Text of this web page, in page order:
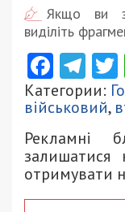
Якщо ви
виділіть
Категории:
військовий,
Рекламні
отримувати